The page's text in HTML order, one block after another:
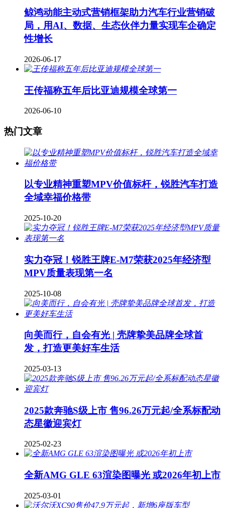
鲸鸿动能主动式营销框架助力汽车行业营销破
局，用AI、数据、生态伙伴力量实现车企确定
性增长
2026-06-17
王传福称五年后比亚迪规模全球第一
2026-06-10
热门文章
以专业精神重塑MPV价值标杆，锐胜汽车打造
全域幸福价格带
2025-10-20
实力夺冠！锐胜王牌E-M7荣获2025年经济型
MPV质量表现第一名
2025-10-08
向美而行，自会有光 | 壳牌挚美品牌全球首
发，打造更美好车生活
2025-03-13
2025款奔驰S级上市 售96.26万元起/全系标配动
态星徽迎宾灯
2025-02-23
全新AMG GLE 63渲染图曝光 或2026年初上市
2025-03-01